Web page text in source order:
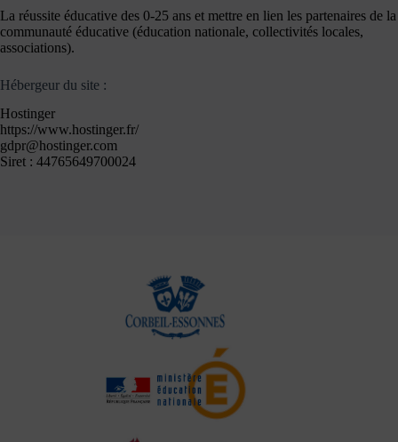
La réussite éducative des 0-25 ans et mettre en lien les partenaires de la
communauté éducative (éducation nationale, collectivités locales,
associations).
Hébergeur du site :​
Hostinger
https://www.hostinger.fr/
gdpr@hostinger.com
Siret : 44765649700024